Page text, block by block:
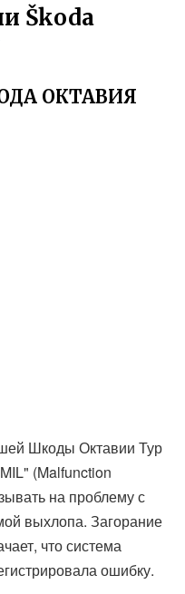
Škoda
ОКТАВИЯ
Шкоды Октавии Тур
(Malfunction
на проблему с
выхлопа. Загорание
что система
ошибку.